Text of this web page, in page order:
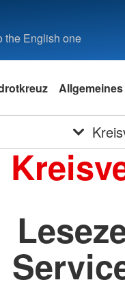
the English one
Allgemeines